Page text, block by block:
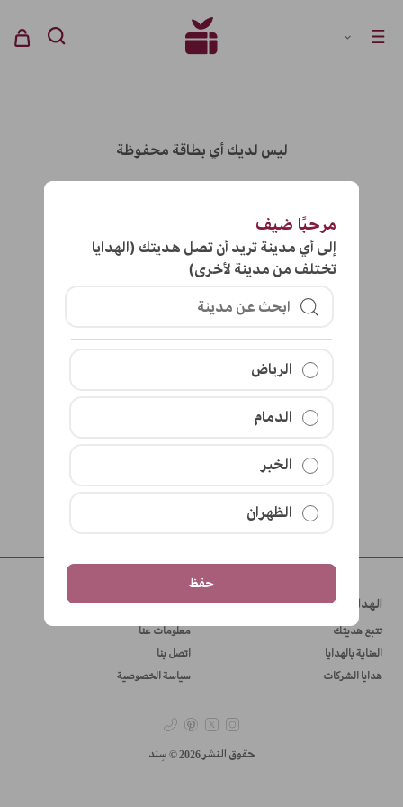
ليس لديك أي بطاقة محفوظة
الهدايا
تتبع هديتك
العناية بالهدايا
هدايا الشركات
سِند
معلومات عنا
اتصل بنا
سياسة الخصوصية
حقوق النشر 2026 © سِند
مرحبًا ضيف
إلى أي مدينة تريد أن تصل هديتك (الهدايا
تختلف من مدينة لأخرى)
الرياض
الدمام
الخبر
الظهران
حفظ